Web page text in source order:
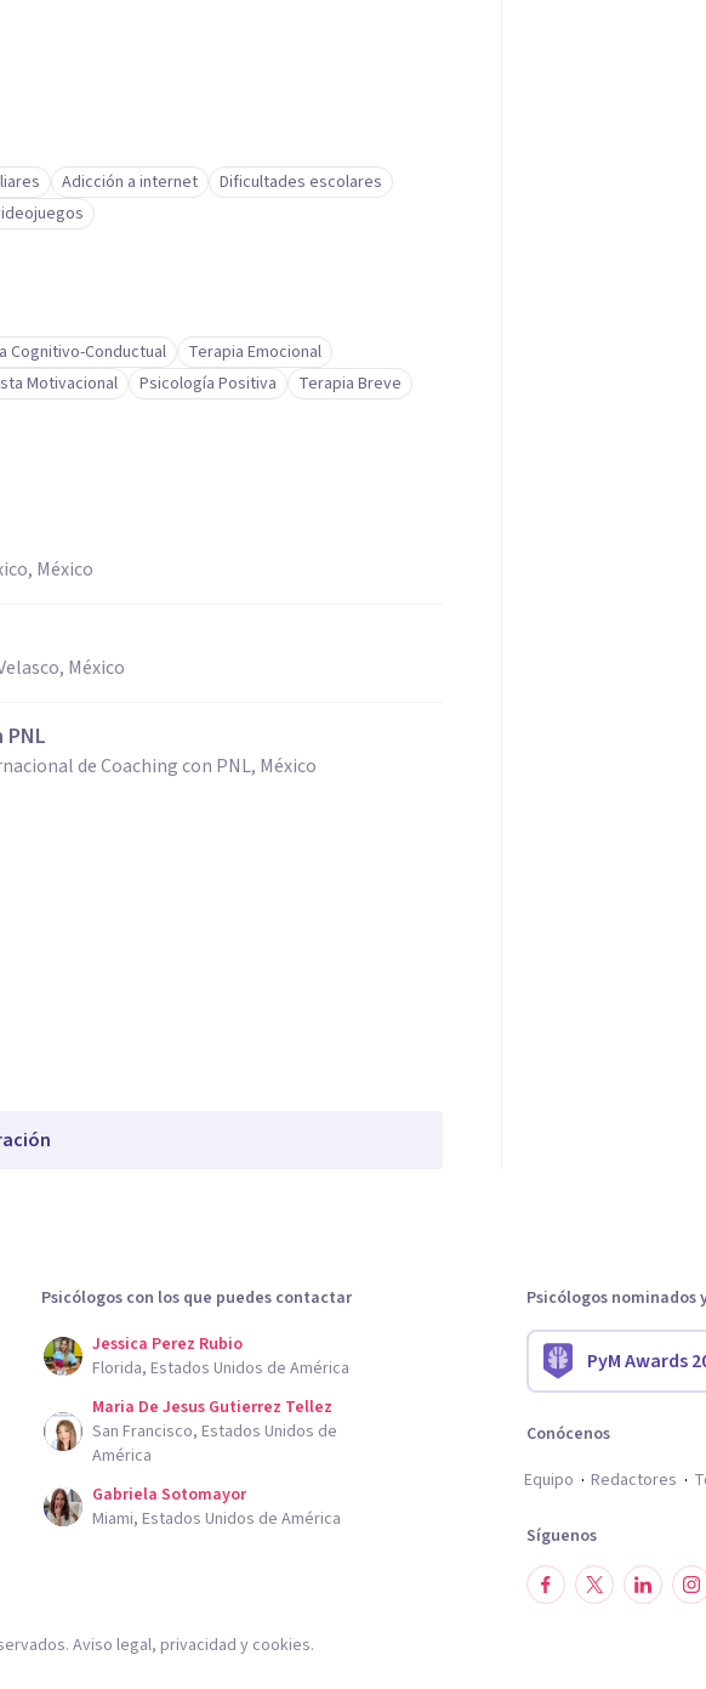
Adicción a internet
Dificultades escolares
Cognitivo-Conductual
Terapia Emocional
Motivacional Psicología Positiva Terapia Breve
México
México
de Coaching con PNL, México
Psicólogos con los que puedes contactar
Jessica Perez Rubio
Florida, Estados Unidos de América
Maria De Jesus Gutierrez Tellez
San Francisco, Estados Unidos de
América
Gabriela Sotomayor
Miami, Estados Unidos de América
Psicólogos nominados
PyM Awards
Conócenos
Equipo
Redactores
Síguenos
Aviso legal, privacidad y cookies.